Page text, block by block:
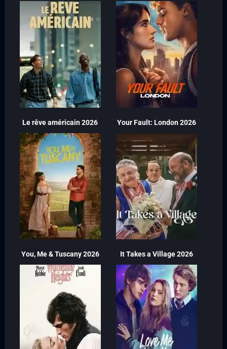
Le rêve américain 2026 Your Fault: London 2026
You, Me & Tuscany 2026 It Takes a Village 2026